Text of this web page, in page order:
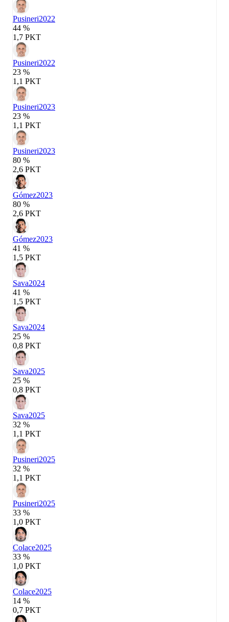
Pusineri2022
44 %
1,7 PKT
Pusineri2022
23 %
1,1 PKT
Pusineri2023
23 %
1,1 PKT
Pusineri2023
80 %
2,6 PKT
Gómez2023
80 %
2,6 PKT
Gómez2023
41 %
1,5 PKT
Sava2024
41 %
1,5 PKT
Sava2024
25 %
0,8 PKT
Sava2025
25 %
0,8 PKT
Sava2025
32 %
1,1 PKT
Pusineri2025
32 %
1,1 PKT
Pusineri2025
33 %
1,0 PKT
Colace2025
33 %
1,0 PKT
Colace2025
14 %
0,7 PKT